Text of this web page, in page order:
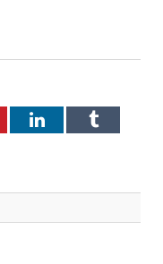
LinkedInTumblr